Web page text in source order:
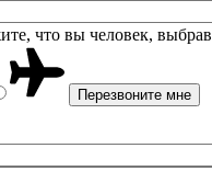
что вы человек, выбрав